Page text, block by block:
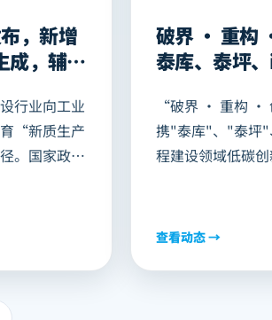
，新增
成，辅助
行业向工业
“新质生产
。国家政策
破界 • 重构
泰库、泰坪
相第18届国
“破界 • 重构
携"泰库"、"泰坪
程建设领域低碳
查看动态 →